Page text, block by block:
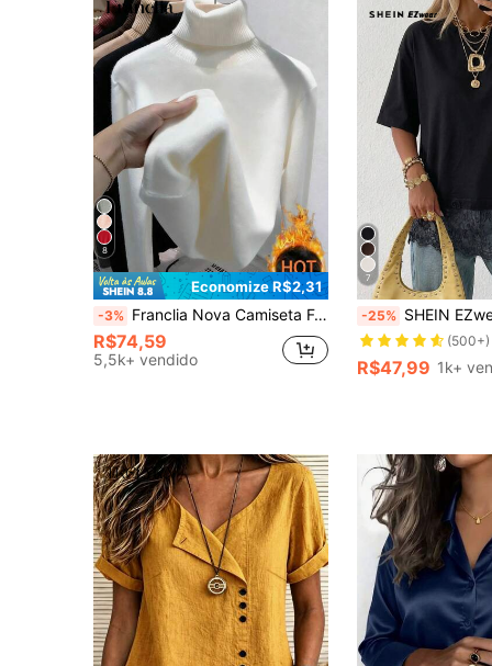
8
Economize R$2,31
-3% Franclia Nova Camiseta Feminina de Manga Longa com Gola Redonda Versátil e Reforçada, Inverno
R$74,59
5,5k+ vendido
7
-25% SHEIN EZwear Camiseta de Malha Preta de Manga
(500+)
R$47,99 1k+